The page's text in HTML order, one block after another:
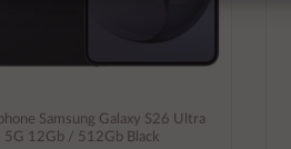
Samsung Galaxy S26 Ultra
5G 12Gb / 512Gb Black